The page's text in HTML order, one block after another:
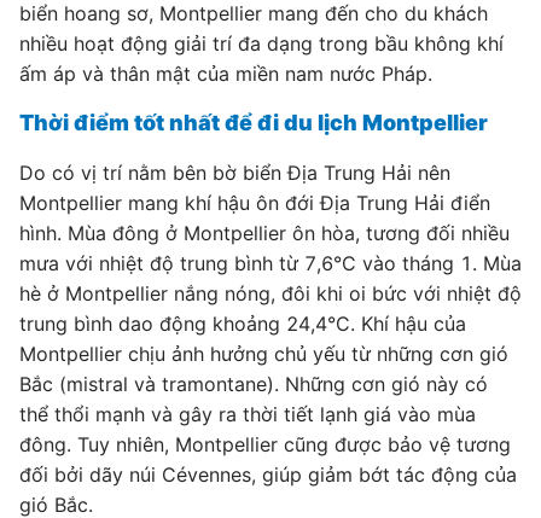
biển hoang sơ, Montpellier mang đến cho du khách
nhiều hoạt động giải trí đa dạng trong bầu không khí
ấm áp và thân mật của miền nam nước Pháp.
Thời điểm tốt nhất để đi du lịch Montpellier
Do có vị trí nằm bên bờ biển Địa Trung Hải nên
Montpellier mang khí hậu ôn đới Địa Trung Hải điển
hình. Mùa đông ở Montpellier ôn hòa, tương đối nhiều
mưa với nhiệt độ trung bình từ 7,6°C vào tháng 1. Mùa
hè ở Montpellier nắng nóng, đôi khi oi bức với nhiệt độ
trung bình dao động khoảng 24,4°C. Khí hậu của
Montpellier chịu ảnh hưởng chủ yếu từ những cơn gió
Bắc (mistral và tramontane). Những cơn gió này có
thể thổi mạnh và gây ra thời tiết lạnh giá vào mùa
đông. Tuy nhiên, Montpellier cũng được bảo vệ tương
đối bởi dãy núi Cévennes, giúp giảm bớt tác động của
gió Bắc.